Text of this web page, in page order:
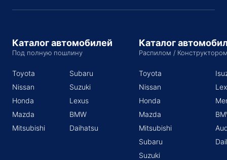
Каталог автомобилей
Под полную пошлину
Toyota
Nissan
Honda
Mazda
Mitsubishi
Subaru
Suzuki
Lexus
BMW
Daihatsu
Каталог
Распилом /
Toyota
Nissan
Honda
Mazda
Mitsubishi
Subaru
Suzuki